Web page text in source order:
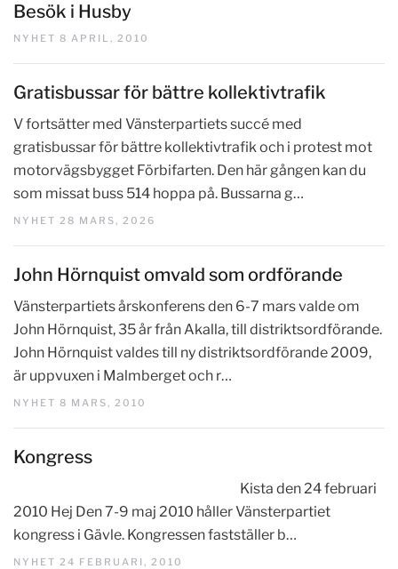
Besök i Husby
NYHET 8 APRIL, 2010
Gratisbussar för bättre kollektivtrafik
V fortsätter med Vänsterpartiets succé med
gratisbussar för bättre kollektivtrafik och i protest mot
motorvägsbygget Förbifarten. Den här gången kan du
som missat buss 514 hoppa på. Bussarna g…
NYHET 28 MARS, 2026
John Hörnquist omvald som ordförande
Vänsterpartiets årskonferens den 6-7 mars valde om
John Hörnquist, 35 år från Akalla, till distriktsordförande.
John Hörnquist valdes till ny distriktsordförande 2009,
är uppvuxen i Malmberget och r…
NYHET 8 MARS, 2010
Kongress
Kista den 24 februari
2010 Hej Den 7-9 maj 2010 håller Vänsterpartiet
kongress i Gävle. Kongressen fastställer b…
NYHET 24 FEBRUARI, 2010